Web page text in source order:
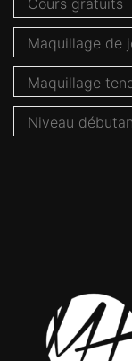
Maquillage de
Maquillage
Niveau